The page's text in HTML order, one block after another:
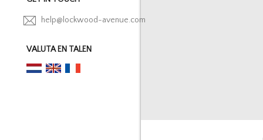
help@lockwood-avenue.com
VALUTA EN TALEN